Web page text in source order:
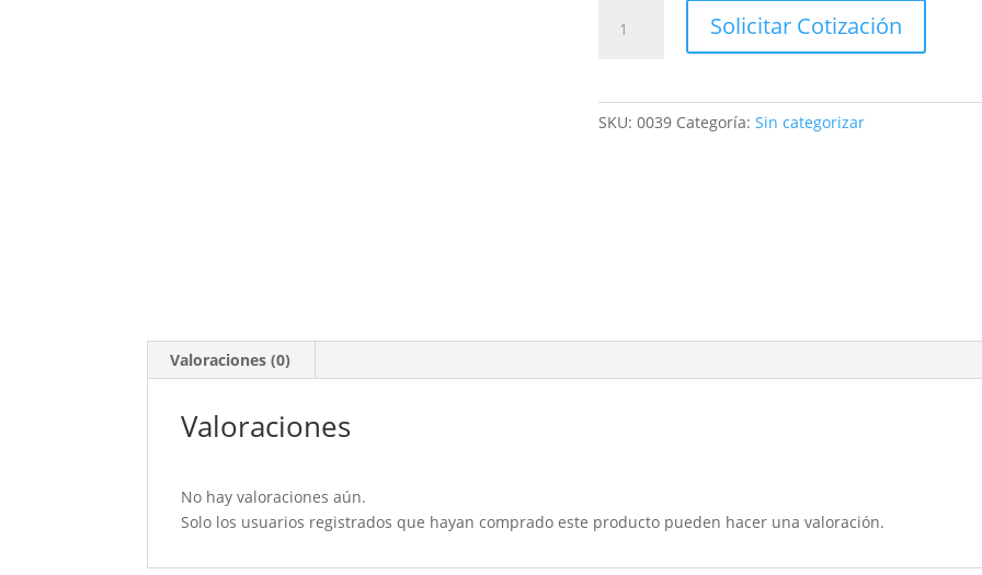
con
Solicitar Cotización
SKU:0039 Categoría:Sin categorizar
Valoraciones (0)
Valoraciones
No hay valoraciones aún.
Solo los usuarios registrados que hayan comprado este producto pueden hacer una valoración.